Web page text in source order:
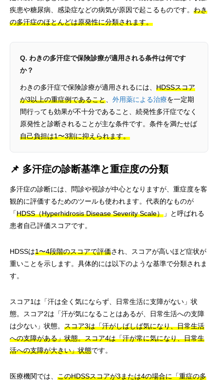
疾患や糖尿病、感染症などの病気が原因で起こるものです。 わき
の多汗症のほとんどは原発性に分類されます。
Q. わきの多汗症で保険診療が適用される条件は何です
か？
わきの多汗症で保険診療が適用されるには、 HDSSスコア
が3以上の重症例であること
外用薬による治療を一定期
間行っても効果が不十分であること、続発性多汗症でなく
原発性と診断されることが主な条件です。条件を満たせば
自己負担は1〜3割に抑えられます。
📌 多汗症の診断基準と重症度の分類
多汗症の診断には、問診や視診が中心となりますが、重症度を客
観的に評価するためのツールも使われます。代表的なものが
「HDSS（Hyperhidrosis Disease Severity Scale） 」と呼ばれる
患者自己評価スコアです。
HDSSは1〜4段階のスコアで評価され、スコアが高いほど症状が
重いことを示します。具体的には以下のような基準で分類されま
す。
スコア1は「汗は全く気にならず、日常生活に支障がない」状
態。スコア2は「汗が気になることはあるが、日常生活への支障
は少ない」状態。 スコア3は「汗がしばしば気になり、日常生活
への支障がある」状態。スコア4は「汗が常に気になり、日常生
活への支障が大きい」状態です。
医療機関では、 このHDSSスコアが3または4の場合に「重症の多